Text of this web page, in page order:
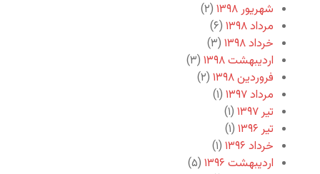
شهریور ۱۳۹۸
(۲)
مرداد ۱۳۹۸
(۶)
خرداد ۱۳۹۸
(۳)
اردیبهشت ۱۳۹۸
(۳)
فروردین ۱۳۹۸
(۲)
مرداد ۱۳۹۷
(۱)
تیر ۱۳۹۷
(۱)
تیر ۱۳۹۶
(۱)
خرداد ۱۳۹۶
(۱)
اردیبهشت ۱۳۹۶
(۵)